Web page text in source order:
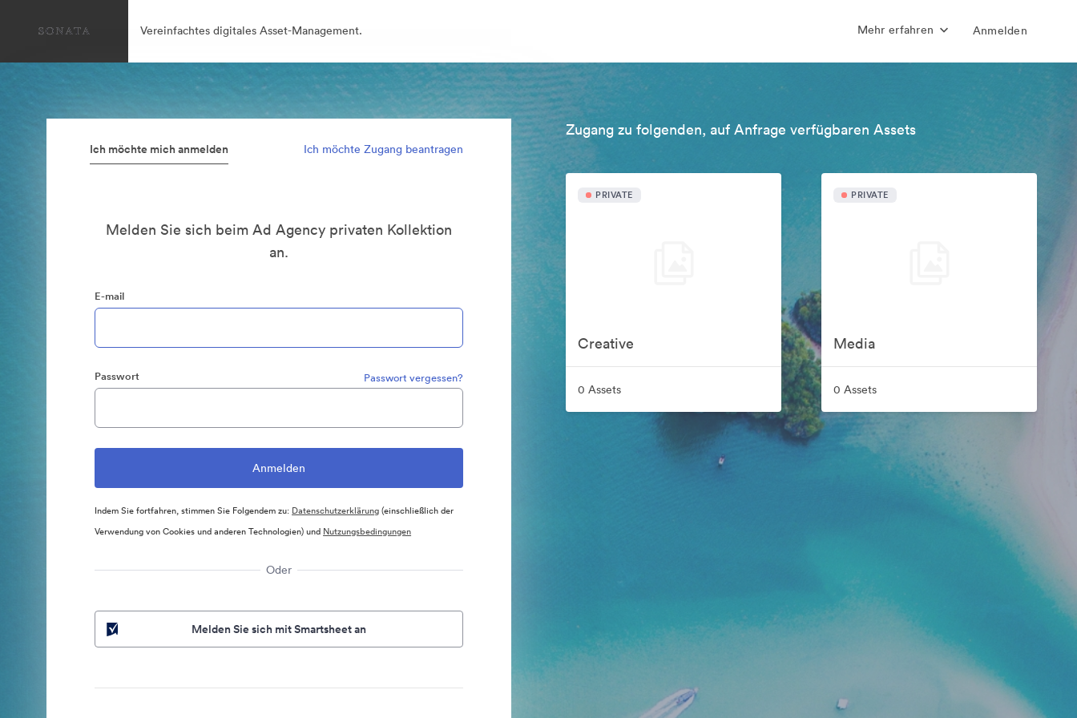
Vereinfachtes digitales Asset-Management. Mehr erfahren Anmelden
Ich möchte mich anmelden Ich möchte Zugang beantragen
Melden Sie sich beim Ad Agency privaten Kollektion
an.
E-mail
Passwort Passwort vergessen?
Indem Sie fortfahren, stimmen Sie Folgendem zu: Datenschutzerklärung(einschließlich der
Verwendung von Cookies und anderen Technologien) und Nutzungsbedingungen
Oder
Melden Sie sich mit Smartsheet an
Zugang zu folgenden, auf Anfrage verfügbaren Assets
PRIVATE
Creative
0 Assets
PRIVATE
Media
0 Assets